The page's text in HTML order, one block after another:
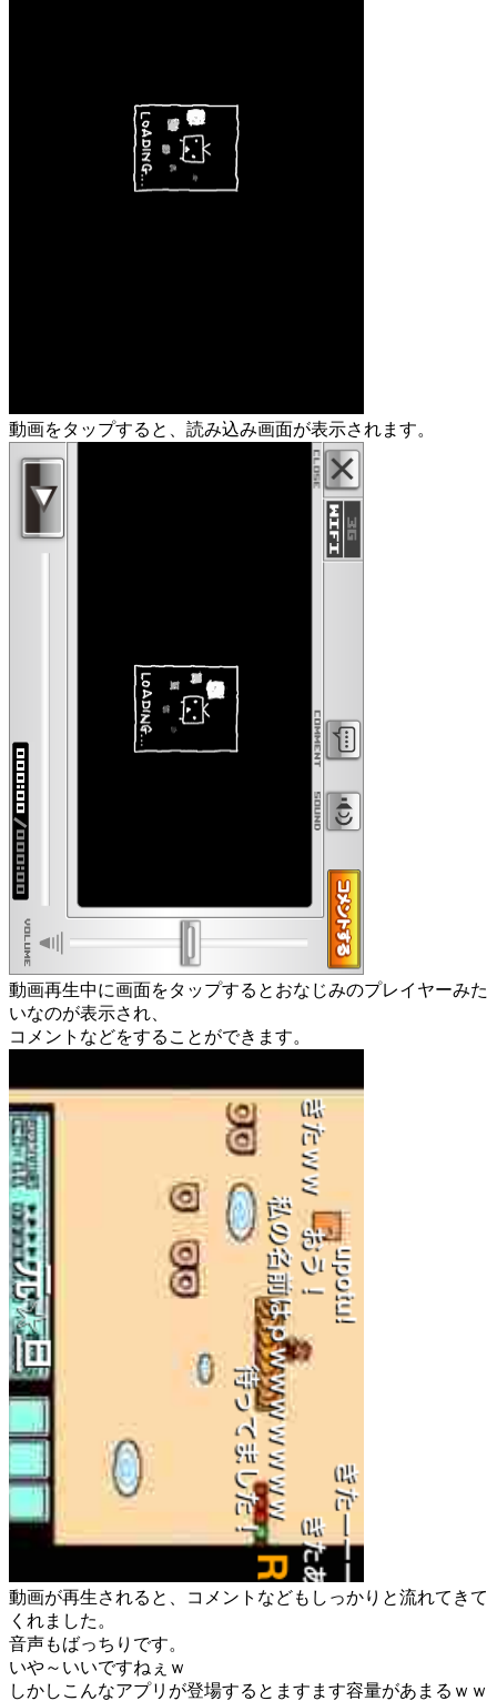
動画をタップすると、読み込み画面が表示されます。
動画再生中に画面をタップするとおなじみのプレイヤーみた
いなのが表示され、
コメントなどをすることができます。
動画が再生されると、コメントなどもしっかりと流れてきて
くれました。
音声もばっちりです。
いや～いいですねぇｗ
しかしこんなアプリが登場するとますます容量があまるｗｗ